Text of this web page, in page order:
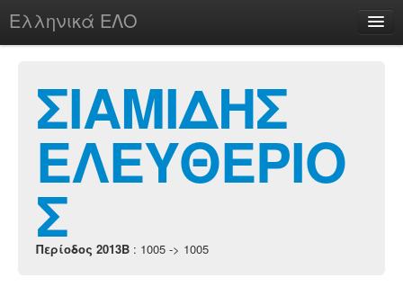
Ελληνικά ΕΛΟ
chesstu.be @ discord
Login
ΣΙΑΜΙΔΗΣ
ΕΛΕΥΘΕΡΙΟ
Σ
Περίοδος 2013B : 1005 -> 1005